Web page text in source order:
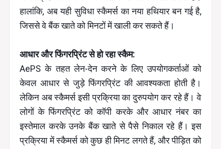
हालांकि, अब यही सुविधा स्कैमर्स का नया हथियार बन गई है,
जिससे वे बैंक खाते को मिनटों में खाली कर सकते हैं।
आधार और फिंगरप्रिंट से हो रहा स्कैम:
AePS के तहत लेन-देन करने के लिए उपयोगकर्ताओं को
केवल आधार से जुड़े फिंगरप्रिंट की आवश्यकता होती है।
लेकिन अब स्कैमर्स इसी प्रक्रिया का दुरुपयोग कर रहे हैं। वे
लोगों के फिंगरप्रिंट को कॉपी करके और आधार नंबर का
इस्तेमाल करके उनके बैंक खाते से पैसे निकाल रहे हैं। इस
प्रक्रिया में स्कैमर्स को कुछ ही मिनट लगते हैं, और पीड़ित को